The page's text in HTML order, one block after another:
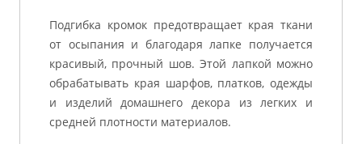
Подгибка кромок предотвращает края ткани
от осыпания и благодаря лапке получается
красивый, прочный шов. Этой лапкой можно
обрабатывать края шарфов, платков, одежды
и изделий домашнего декора из легких и
средней плотности материалов.